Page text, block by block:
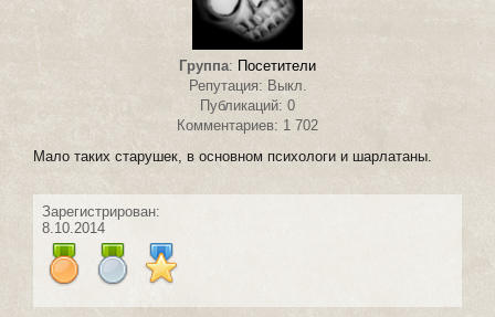
Группа: Посетители
Репутация: Выкл.
Публикаций: 0
Комментариев: 1 702
Мало таких старушек, в основном психологи и шарлатаны.
Зарегистрирован:
8.10.2014